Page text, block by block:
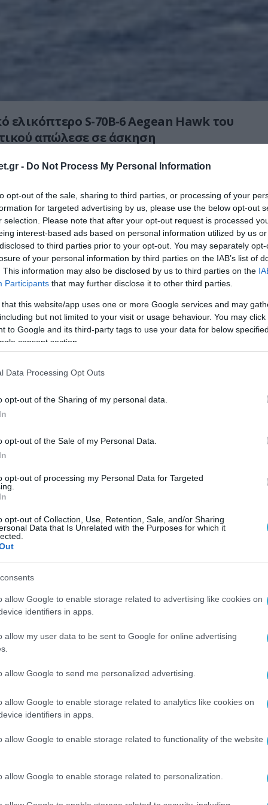
- Do Not Process My Personal Information
opt-out of the sale, sharing to third parties, or processing of your
for targeted advertising by us, please use the below opt-out
selection. Please note that after your opt-out request is processed
interest-based ads based on personal information utilized by us
to third parties prior to your opt-out. You may separately
of your personal information by third parties on the IAB’s list of
This information may also be disclosed by us to third parties on the
Participants that may further disclose it to other third parties.
that this website/app uses one or more Google services and may
but not limited to your visit or usage behaviour. You may
to Google and its third-party tags to use your data for below
consent section.
Data Processing Opt Outs
opt-out of the Sharing of my personal data.
opt-out of the Sale of my Personal Data.
opt-out of processing my Personal Data for Targeted
opt-out of Collection, Use, Retention, Sale, and/or Sharing
Data that Is Unrelated with the Purposes for which it
allow Google to enable storage related to advertising like cookies on
identifiers in apps.
allow my user data to be sent to Google for online advertising
allow Google to send me personalized advertising.
allow Google to enable storage related to analytics like cookies on
identifiers in apps.
allow Google to enable storage related to functionality of the website
allow Google to enable storage related to personalization.
ελικόπτερο S-70B-6 Aegean Hawk του
απώλεσε σε άσκηση
αξίας 2,5 εκατ. ευρώ, όταν
εκπαίδευσης στον κόλπο της Καρύστου
Τουλάχιστον φαίνεται ότι
χειρότερα, δηλαδή να κινδυνεύσει η
και το πληρώματός του.
πηγές δύο είναι τα σενάρια που
ρυμουλκεί το βάρους 152 κιλών θόλο, είτε
σε δίκτυα και κινδύνεψε άμεσα το
αναγκάστηκε το πλήρωμα να
αυτή την υπόθεση είναι ότι το Π.Ν. κατάφερε
θόλο σε βάθος 140 μέτρων. Οπότε και
προσπάθεια ανέλκυσής του,
όχημα ROV, η οποία αρχικά δεν είχε
και πάλι να το ανασύρουν!
Long Range Active Sonar
από την εταιρεία L-3 Ocean Systems
της Νορβηγίας, της Ελλάδας κλπ. Το
από τον αισθητήρα βάρους 152 κιλών,
βάρους 115 κιλών, τον επεξεργαστή
της συσκευής ελέγχου βάρους 14 κιλών.
να ποντιστεί σε βάθος 500 μέτρων, ενώ
συχνοτήτων 1.31 – 1.45 kHz. Η εμβέλεια
σόναρ που βυθίζεται αποτελείται από
νερό, και σε πλήρη έκταση διαγράφουν